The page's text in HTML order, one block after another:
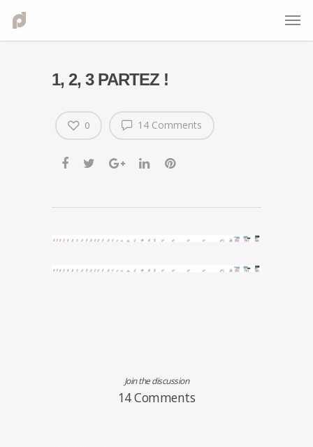
1, 2, 3 PARTEZ !
14 Comments
0
Join the discussion
14 Comments